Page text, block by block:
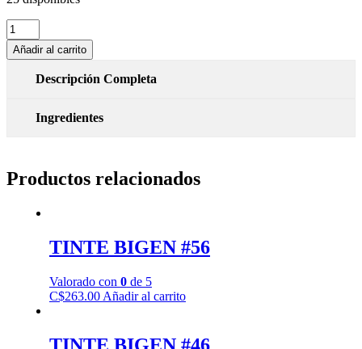
TINTE
BIGEN
#58
Añadir al carrito
Descripción Completa
Ingredientes
Productos relacionados
TINTE BIGEN #56
Valorado con 0de 5
C$263.00 Añadir al carrito
TINTE BIGEN #46